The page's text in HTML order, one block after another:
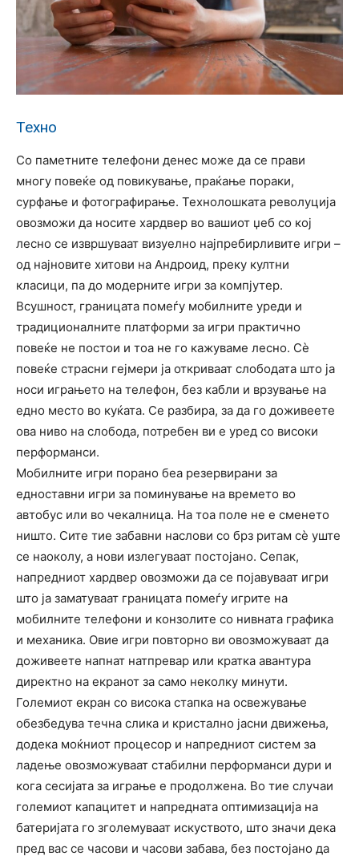
Техно
Со паметните телефони денес може да се прави
многу повеќе од повикување, праќање пораки,
сурфање и фотографирање. Технолошката револуција
овозможи да носите хардвер во вашиот џеб со кој
лесно се извршуваат визуелно најпребирливите игри –
од најновите хитови на Андроид, преку култни
класици, па до модерните игри за компјутер.
Всушност, границата помеѓу мобилните уреди и
традиционалните платформи за игри практично
повеќе не постои и тоа не го кажуваме лесно. Сè
повеќе страсни гејмери ​​ја откриваат слободата што ја
носи играњето на телефон, без кабли и врзување на
едно место во куќата. Се разбира, за да го доживеете
ова ниво на слобода, потребен ви е уред со високи
перформанси.
Мобилните игри порано беа резервирани за
едноставни игри за поминување на времето во
автобус или во чекалница. На тоа поле не е сменето
ништо. Сите тие забавни наслови со брз ритам сè уште
се наоколу, а нови излегуваат постојано. Сепак,
напредниот хардвер овозможи да се појавуваат игри
што ја заматуваат границата помеѓу игрите на
мобилните телефони и конзолите со нивната графика
и механика. Овие игри повторно ви овозможуваат да
доживеете напнат натпревар или кратка авантура
директно на екранот за само неколку минути.
Големиот екран со висока стапка на освежување
обезбедува течна слика и кристално јасни движења,
додека моќниот процесор и напредниот систем за
ладење овозможуваат стабилни перформанси дури и
кога сесијата за играње е продолжена. Во тие случаи
големиот капацитет и напредната оптимизација на
батеријата го зголемуваат искуството, што значи дека
пред вас се часови и часови забава, без постојано да